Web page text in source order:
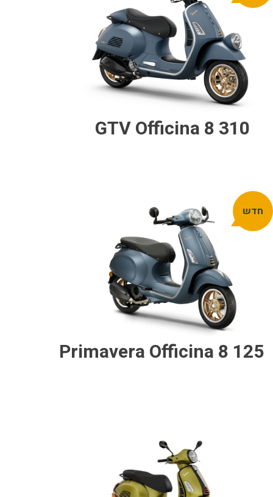
GTV Officina 8 310
Primavera Officina 8 125
חדש